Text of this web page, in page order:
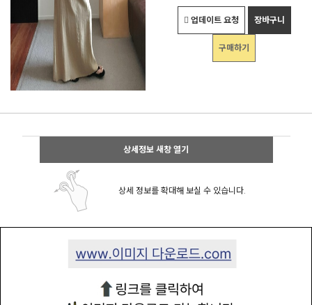
업데이트 요청 장바구니
구매하기
상세정보 새창 열기
상세 정보를 확대해 보실 수 있습니다.